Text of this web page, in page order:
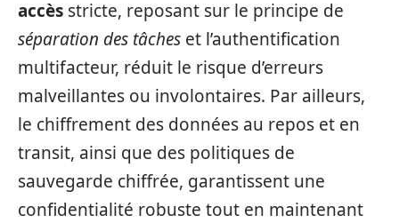
accès stricte, reposant sur le principe de
séparation des tâches et l’authentification
multifacteur, réduit le risque d’erreurs
malveillantes ou involontaires. Par ailleurs,
le chiffrement des données au repos et en
transit, ainsi que des politiques de
sauvegarde chiffrée, garantissent une
confidentialité robuste tout en maintenant